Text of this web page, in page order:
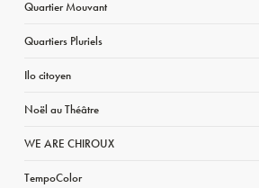
Quartier Mouvant
Quartiers Pluriels
Ilo citoyen
Noël au Théâtre
WE ARE CHIROUX
TempoColor